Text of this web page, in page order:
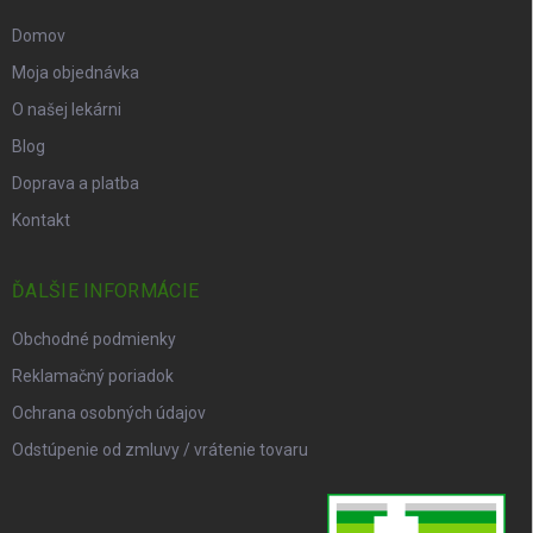
Domov
Moja objednávka
O našej lekárni
Blog
Doprava a platba
Kontakt
ĎALŠIE INFORMÁCIE
Obchodné podmienky
Reklamačný poriadok
Ochrana osobných údajov
Odstúpenie od zmluvy / vrátenie tovaru